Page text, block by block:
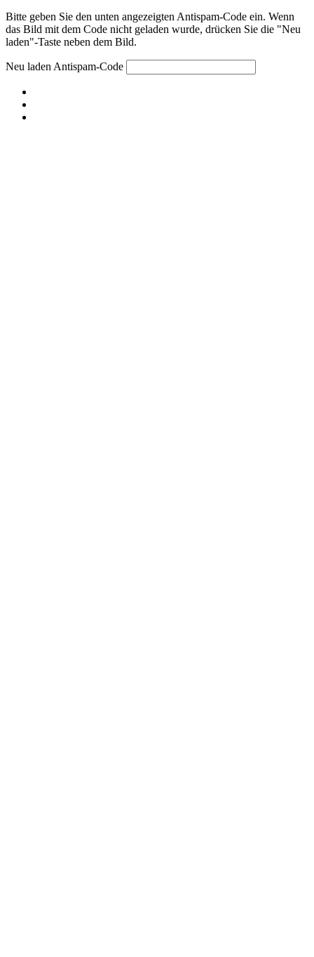
Bitte geben Sie den unten angezeigten Antispam-Code ein. Wenn
das Bild mit dem Code nicht geladen wurde, drücken Sie die "Neu
laden"-Taste neben dem Bild.
Neu laden Antispam-Code